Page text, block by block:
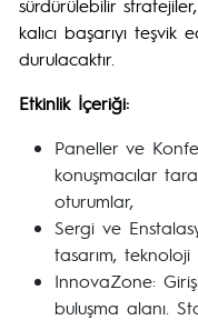
sürdürülebilir
kalıcı başarıyı
durulacaktır.
Etkinlik İçeriği:
Paneller ve
konuşmacılar
oturumlar,
Sergi ve
tasarım,
InnovaZone:
buluşma alanı.